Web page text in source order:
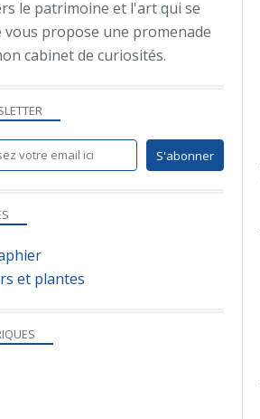
le patrimoine et l'art qui se
vous propose une promenade
cabinet de curiosités.
et plantes